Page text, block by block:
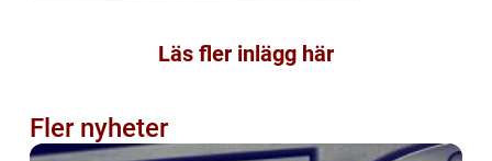
Läs fler inlägg här
Fler nyheter